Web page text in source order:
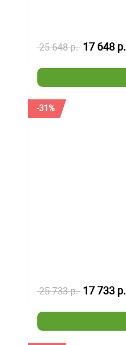
25 648 р. 17 648 р.
-31%
25 733 р. 17 733 р.